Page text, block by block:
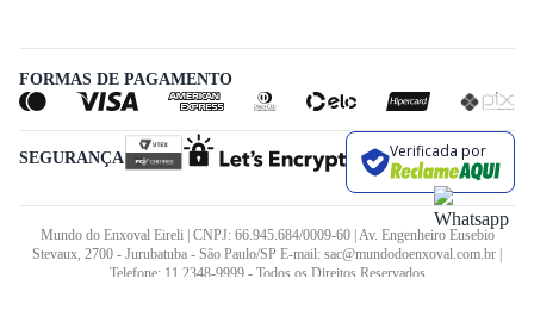
FORMAS DE PAGAMENTO
SEGURANÇA Verificada por
Mundo do Enxoval Eireli | CNPJ: 66.945.684/0009-60 | Av. Engenheiro Eusebio
Stevaux, 2700 - Jurubatuba - São Paulo/SP E-mail: sac@mundodoenxoval.com.br |
Telefone: 11 2348-9999 - Todos os Direitos Reservados